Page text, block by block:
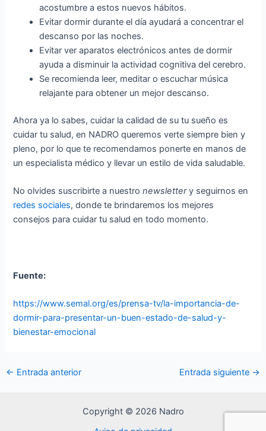
acostumbre a estos nuevos hábitos.
Evitar dormir durante el día ayudará a concentrar el
descanso por las noches.
Evitar ver aparatos electrónicos antes de dormir
ayuda a disminuir la actividad cognitiva del cerebro.
Se recomienda leer, meditar o escuchar música
relajante para obtener un mejor descanso.
Ahora ya lo sabes, cuidar la calidad de su tu sueño es
cuidar tu salud, en NADRO queremos verte siempre bien y
pleno, por lo que te recomendamos ponerte en manos de
un especialista médico y llevar un estilo de vida saludable.
No olvides suscribirte a nuestronewslettery seguirnos en
redes sociales, donde te brindaremos los mejores
consejos para cuidar tu salud en todo momento.
Fuente:
https://www.semal.org/es/prensa-tv/la-importancia-de-
dormir-para-presentar-un-buen-estado-de-salud-y-
bienestar-emocional
← Entrada anterior Entrada siguiente →
Copyright © 2026 Nadro